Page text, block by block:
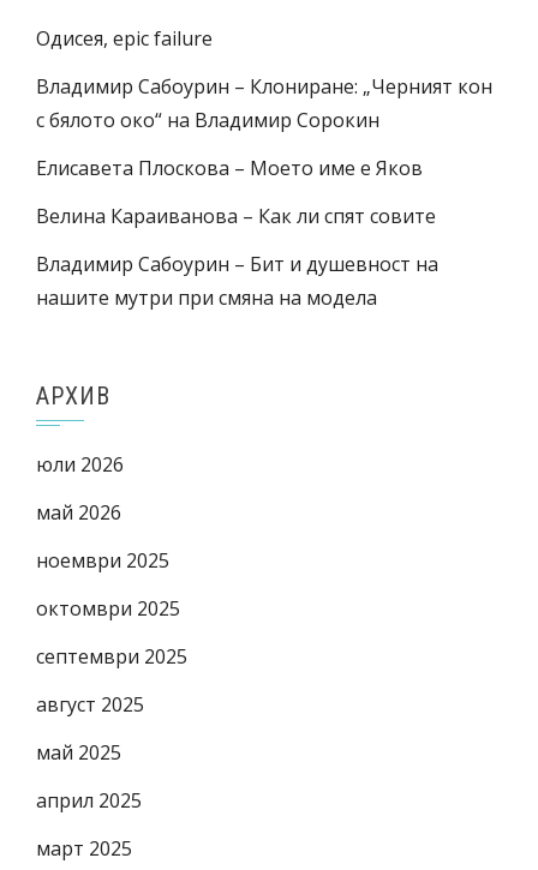
Одисея, epic failure
Владимир Сабоурин – Клониране: „Черният кон
с бялото око“ на Владимир Сорокин
Елисавета Плоскова – Моето име е Яков
Велина Караиванова – Как ли спят совите
Владимир Сабоурин – Бит и душевност на
нашите мутри при смяна на модела
АРХИВ
юли 2026
май 2026
ноември 2025
октомври 2025
септември 2025
август 2025
май 2025
април 2025
март 2025